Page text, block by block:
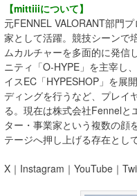
【mittiiiについて】
元FENNEL VALORANT部門
家として活躍。競技シーンで
ムカルチャーを多面的に発信
ニティ「O-HYPE」を主宰し
イスEC「HYPESHOP」を展
ディングを行うなど、プレイ
る。現在は株式会社Fennelと
ター・事業家という複数の顔
テージへ押し上げる存在とし
X｜Instagram｜YouTube｜